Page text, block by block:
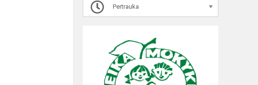
Pertrauka